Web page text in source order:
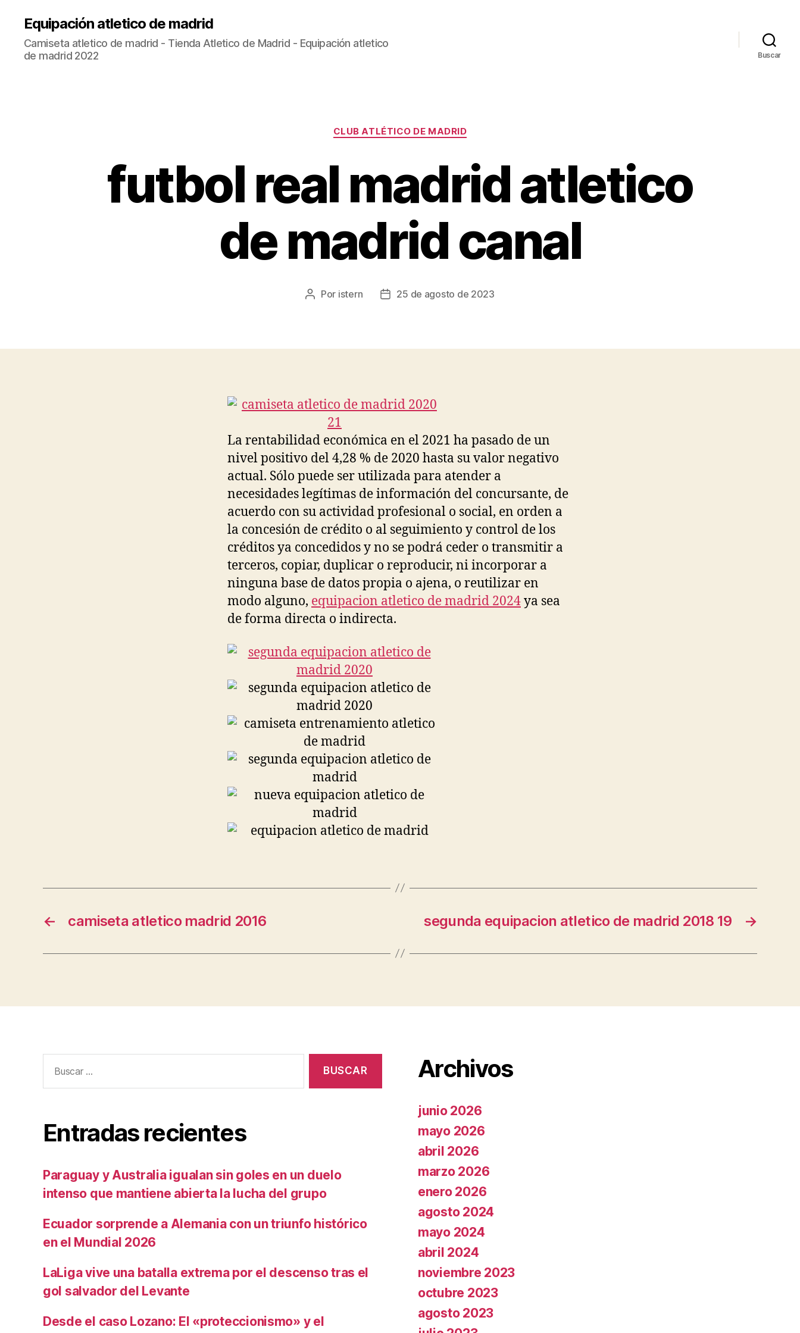
Equipación atletico de madrid
Camiseta atletico de madrid - Tienda Atletico de Madrid - Equipación atletico
de madrid 2022
Buscar
Categorías
CLUB ATLÉTICO DE MADRID
futbol real madrid atletico
de madrid canal
Autor
Por istern
Fecha25 de agosto de 2023
La rentabilidad económica en el 2021 ha pasado de un
nivel positivo del 4,28 % de 2020 hasta su valor negativo
actual. Sólo puede ser utilizada para atender a
necesidades legítimas de información del concursante, de
acuerdo con su actividad profesional o social, en orden a
la concesión de crédito o al seguimiento y control de los
créditos ya concedidos y no se podrá ceder o transmitir a
terceros, copiar, duplicar o reproducir, ni incorporar a
ninguna base de datos propia o ajena, o reutilizar en
modo alguno, equipacion atletico de madrid 2024ya sea
de forma directa o indirecta.
← camiseta atletico madrid 2016 →
segunda equipacion atletico de madrid 2018 19
Entradas recientes
Paraguay y Australia igualan sin goles en un duelo
intenso que mantiene abierta la lucha del grupo
Ecuador sorprende a Alemania con un triunfo histórico
en el Mundial 2026
LaLiga vive una batalla extrema por el descenso tras el
gol salvador del Levante
Desde el caso Lozano: El «proteccionismo» y el
Archivos
junio 2026
mayo 2026
abril 2026
marzo 2026
enero 2026
agosto 2024
mayo 2024
abril 2024
noviembre 2023
octubre 2023
agosto 2023